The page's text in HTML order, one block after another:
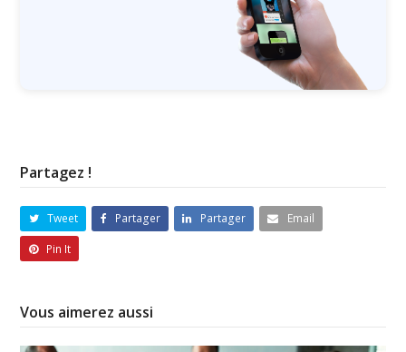
Partagez !
Tweet Partager Partager
Email
Pin It
Vous aimerez aussi